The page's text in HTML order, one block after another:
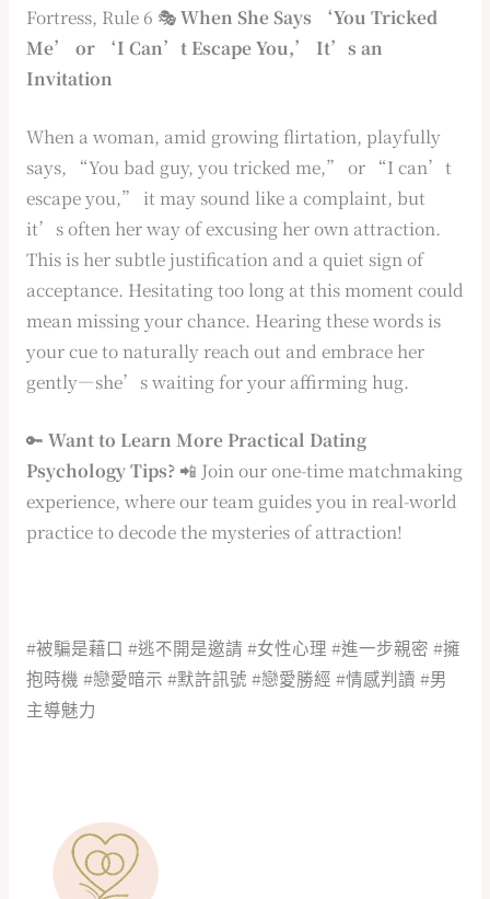
Fortress, Rule 6 🎭When She Says ‘You Tricked
Me’ or ‘I Can’t Escape You,’ It’s an
Invitation
When a woman, amid growing flirtation, playfully
says, “You bad guy, you tricked me,” or “I can’t
escape you,” it may sound like a complaint, but
it’s often her way of excusing her own attraction.
This is her subtle justification and a quiet sign of
acceptance. Hesitating too long at this moment could
mean missing your chance. Hearing these words is
your cue to naturally reach out and embrace her
gently—she’s waiting for your affirming hug.
🔑 Want to Learn More Practical Dating
Psychology Tips?📲 Join our one-time matchmaking
experience, where our team guides you in real-world
practice to decode the mysteries of attraction!
#被騙是藉口 #逃不開是邀請 #女性心理 #進一步親密 #擁
抱時機 #戀愛暗示 #默許訊號 #戀愛勝經 #情感判讀 #男
主導魅力